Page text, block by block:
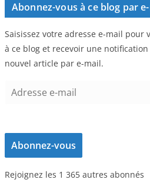
Abonnez-vous à ce blog par
Saisissez votre adresse e-mail pour
à ce blog et recevoir une
nouvel article par e-mail.
e
s
e
Abonnez-vous
Rejoignez les 1 365 autres abonnés